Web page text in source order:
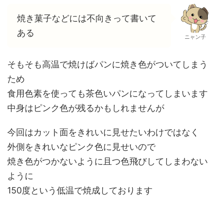
焼き菓子などには不向きって書いて
ある
ニャン子
そもそも高温で焼けばパンに焼き色がついてしまう
ため
食用色素を使っても茶色いパンになってしまいます
中身はピンク色が残るかもしれませんが
今回はカット面をきれいに見せたいわけではなく
外側をきれいなピンク色に見せいので
焼き色がつかないように且つ色飛びしてしまわない
ように
150度という低温で焼成しております